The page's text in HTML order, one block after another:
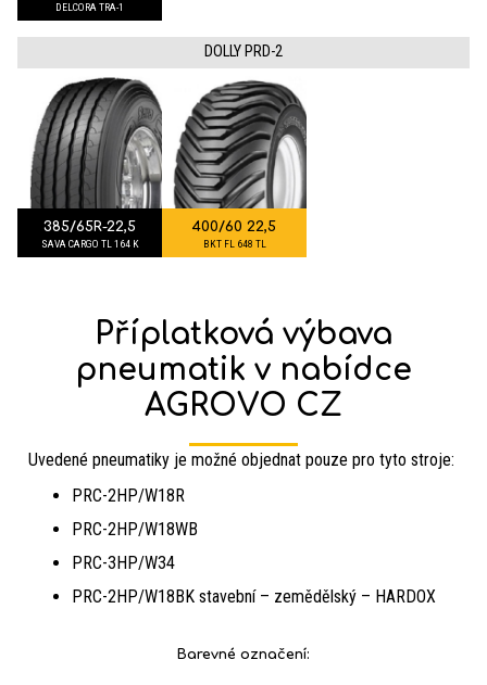
DELCORA TRA-1
DOLLY PRD-2
385/65R-22,5
SAVA CARGO TL 164 K
400/60 22,5
BKT FL 648 TL
Příplatková výbava
pneumatik v nabídce
AGROVO CZ
Uvedené pneumatiky je možné objednat pouze pro tyto stroje:
PRC-2HP/W18R
PRC-2HP/W18WB
PRC-3HP/W34
PRC-2HP/W18BK stavební – zemědělský – HARDOX
Barevné označení: